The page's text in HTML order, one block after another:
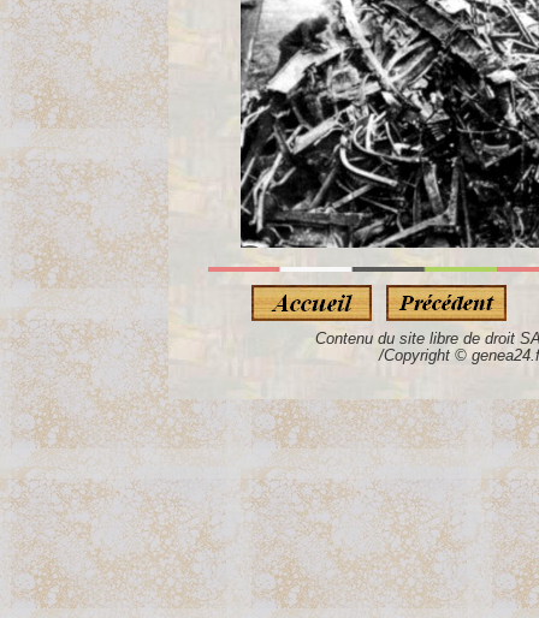
Contenu du site libre de droit
/Copyright ©